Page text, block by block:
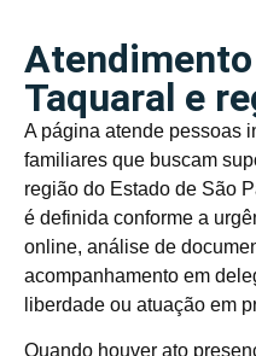
Taquaral e
A página atende pessoas
familiares que buscam
região do Estado de São
é definida conforme a
online, análise de
acompanhamento em
liberdade ou atuação em
Quando houver ato